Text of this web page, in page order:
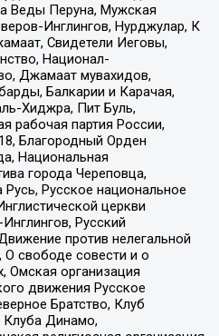
Веды Перуна, Мужская
Инглингов, Нурджулар, К
Свидетели Иеговы,
Национал-
Джамаат мувахидов,
Балкарии и Карачая,
Хиджра, Пит Буль,
рабочая партия России,
Благородный Орден
Национальная
города Череповца,
Русское национальное
церкви
Русский
против нелегальной
О свободе совести и о
Омская организация
движения Русское
Братство, Клуб
Клуба Динамо,